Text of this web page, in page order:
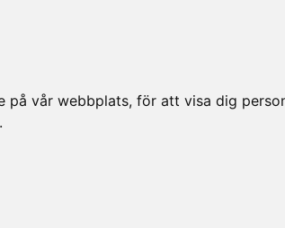
vår webbplats, för att visa dig